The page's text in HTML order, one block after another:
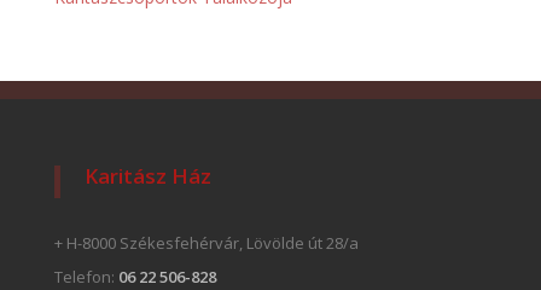
Karitász Ház
+ H-8000 Székesfehérvár, Lövölde út 28/a
Telefon: 06 22 506-828